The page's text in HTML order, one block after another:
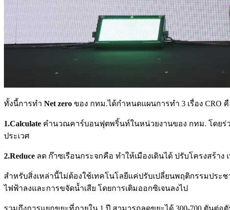
ทั้งนี้การทำ Net zero ของ กทม.ได้กำหนดแผนการทำ 3 เรื่อง CRO คือ
1.Calculate คำนวณคาร์บอนฟุตพริ้นท์ในหน่วยงานของ กทม. โดยร่ว
ประเวศ
2.Reduce ลด ก๊าซเรือนกระจกคือ ทำให้เมืองเดินได้ ปรับโครงสร้า
สำหรับสิ่งเหล่านี้ไม่ต้องใช้เทคโนโลยีแค่ปรับเปลี่ยนพฤติกรรมประ
ไฟฟ้าลงและการขจัดน้ำเสีย โดยการเติมออกซิเจนลงไป